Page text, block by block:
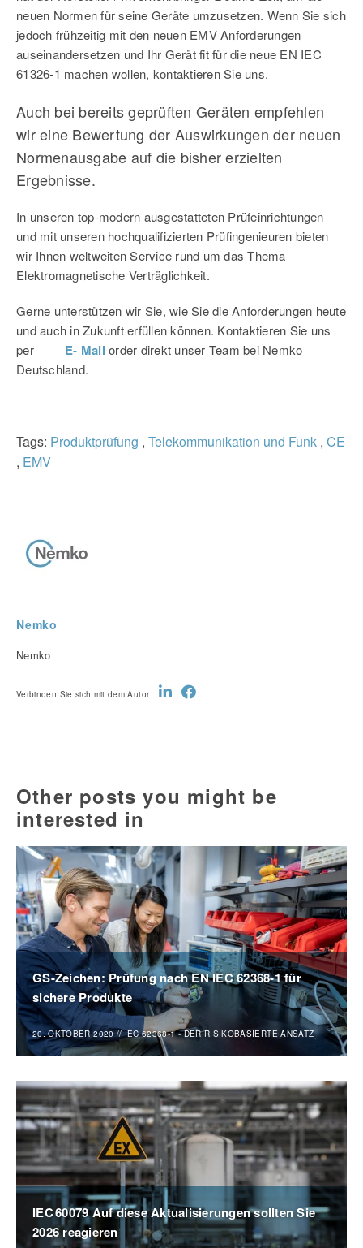
neuen Normen für seine Geräte umzusetzen. Wenn Sie sich
jedoch frühzeitig mit den neuen EMV Anforderungen
auseinandersetzen und Ihr Gerät fit für die neue EN IEC
61326-1 machen wollen, kontaktieren Sie uns.
Auch bei bereits geprüften Geräten empfehlen
wir eine Bewertung der Auswirkungen der neuen
Normenausgabe auf die bisher erzielten
Ergebnisse.
In unseren top-modern ausgestatteten Prüfeinrichtungen
und mit unseren hochqualifizierten Prüfingenieuren bieten
wir Ihnen weltweiten Service rund um das Thema
Elektromagnetische Verträglichkeit.
Gerne unterstützen wir Sie, wie Sie die Anforderungen heute
und auch in Zukunft erfüllen können. Kontaktieren Sie uns
per E- Mail order direkt unser Team bei Nemko
Deutschland.
Tags: Produktprüfung , Telekommunikation und Funk , CE
, EMV
Nemko
Nemko
Verbinden Sie sich mit dem Autor
Other posts you might be
interested in
GS-Zeichen: Prüfung nach EN IEC 62368-1 für
sichere Produkte
20. OKTOBER 2020 //IEC 62368-1 - DER RISIKOBASIERTE ANSATZ
IEC 60079 Auf diese Aktualisierungen sollten Sie
2026 reagieren